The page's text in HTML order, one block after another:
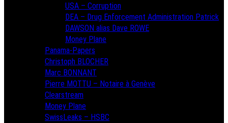
USA – Corruption
DEA – Drug Enforcement Administration Patrick
DAWSON alias Dave ROWE
Money Plane
Panama-Papers
Christoph BLOCHER
Marc BONNANT
Pierre MOTTU – Notaire à Genève
Clearstream
Money Plane
SwissLeaks – HSBC